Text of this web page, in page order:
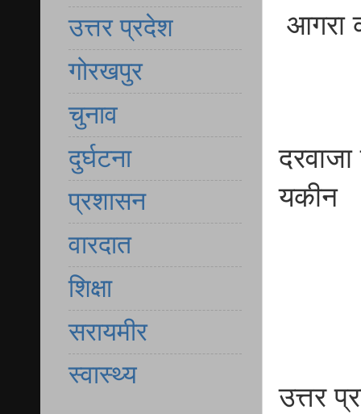
आगरा
यकीन
उत्तर
उत्तर प्रदेश
गोरखपुर
चुनाव
दुर्घटना
प्रशासन
वारदात
शिक्षा
सरायमीर
स्वास्थ्य